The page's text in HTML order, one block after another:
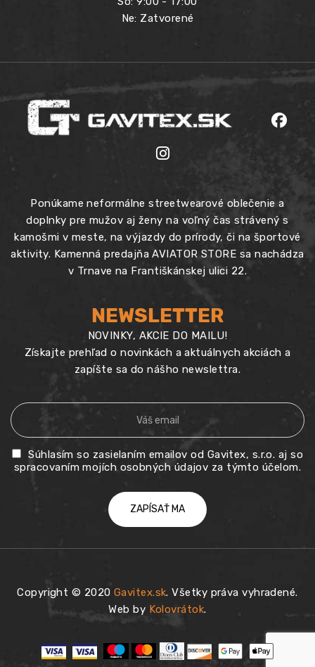
Ne: Zatvorené
Ponúkame neformálne streetwearové oblečenie a
doplnky pre mužov aj ženy na voľný čas strávený s
kamošmi v meste, na výjazdy do prírody, či na športové
aktivity. Kamenná predajňa AVIATOR STORE sa nachádza
v Trnave na Františkánskej ulici 22.
NEWSLETTER
NOVINKY, AKCIE DO MAILU!
Získajte prehľad o novinkách a aktuálnych akciách a
zapíšte sa do nášho newslettra.
Súhlasím so zasielaním emailov od Gavitex, s.r.o. aj so
spracovaním mojích osobných údajov za týmto účelom.
Copyright © 2020 Gavitex.sk. Všetky práva vyhradené.
Web by Kolovrátok.